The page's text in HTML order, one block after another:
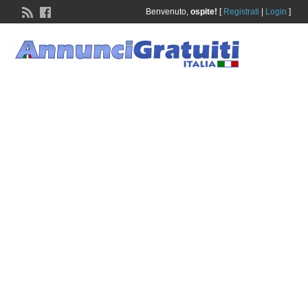
Benvenuto, ospite! [ Registrati Login ]